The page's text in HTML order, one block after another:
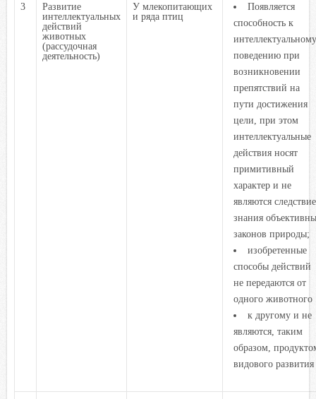
3
Развитие
интеллектуальных
действий
животных
(рассудочная
деятельность)
У млекопитающих
и ряда птиц
Появляется
способность к
поведению при
возникновении
препятствий на
пути достижения
цели, при этом
интеллектуальные
действия носят
примитивный
характер и не
являются
знания
законов природы;
изобретенные
способы действий
не передаются от
одного животного
к другому и не
являются, таким
образом,
видового развития